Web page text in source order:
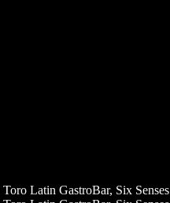
Latin GastroBar, Six